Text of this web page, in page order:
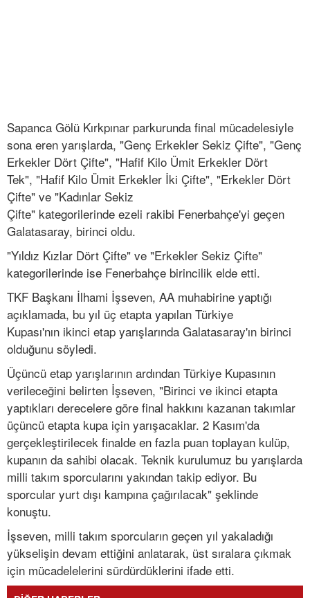
Sapanca Gölü Kırkpınar parkurunda final mücadelesiyle
sona eren yarışlarda, "Genç Erkekler Sekiz Çifte", "Genç
Erkekler Dört Çifte", "Hafif Kilo Ümit Erkekler Dört
Tek", "Hafif Kilo Ümit Erkekler İki Çifte", "Erkekler Dört
Çifte" ve "Kadınlar Sekiz
Çifte" kategorilerinde ezeli rakibi Fenerbahçe'yi geçen
Galatasaray, birinci oldu.
"Yıldız Kızlar Dört Çifte" ve "Erkekler Sekiz Çifte"
kategorilerinde ise Fenerbahçe birincilik elde etti.
TKF Başkanı İlhami İşseven, AA muhabirine yaptığı
açıklamada, bu yıl üç etapta yapılan Türkiye
Kupası'nın ikinci etap yarışlarında Galatasaray'ın birinci
olduğunu söyledi.
Üçüncü etap yarışlarının ardından Türkiye Kupasının
verileceğini belirten İşseven, "Birinci ve ikinci etapta
yaptıkları derecelere göre final hakkını kazanan takımlar
üçüncü etapta kupa için yarışacaklar. 2 Kasım'da
gerçekleştirilecek finalde en fazla puan toplayan kulüp,
kupanın da sahibi olacak. Teknik kurulumuz bu yarışlarda
milli takım sporcularını yakından takip ediyor. Bu
sporcular yurt dışı kampına çağırılacak" şeklinde
konuştu.
İşseven, milli takım sporcuların geçen yıl yakaladığı
yükselişin devam ettiğini anlatarak, üst sıralara çıkmak
için mücadelelerini sürdürdüklerini ifade etti.